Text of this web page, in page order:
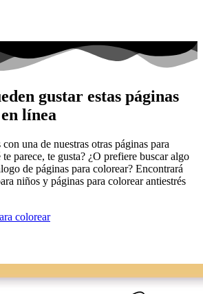
gustar estas páginas
línea
una de nuestras otras páginas para
parece, te gusta? ¿O prefiere buscar algo
de páginas para colorear? Encontrará
niños y páginas para colorear antiestrés